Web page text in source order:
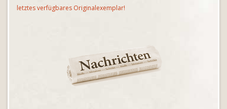
letztes verfügbares Originalexemplar!